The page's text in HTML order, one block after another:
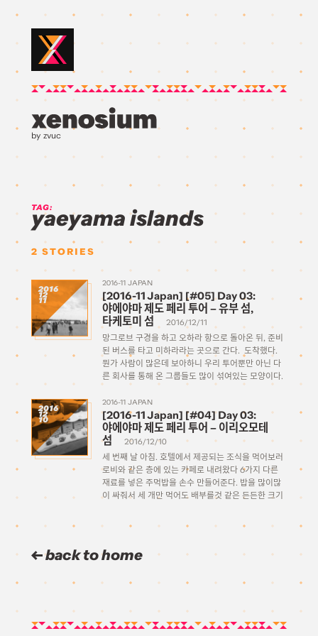
by zvuc
TAG:
yaeyama islands
2 STORIES
2016
12
11
2016-11 JAPAN
[2016-11 Japan] [#05] Day 03:
야에야마 제도 페리 투어 – 유부 섬,
타케토미 섬
2016/12/11
망그로브 구경을 하고 오하라 항으로 돌아온 뒤, 준비
된 버스를 타고 미하라라는 곳으로 간다. 도착했다.
뭔가 사람이 많은데 보아하니 우리 투어뿐만 아닌 다
른 회사를 통해 온 그룹들도 많이 섞여있는 모양이다.
헷갈리지 않게 잘 […]
2016
12
10
2016-11 JAPAN
[2016-11 Japan] [#04] Day 03:
야에야마 제도 페리 투어 – 이리오모테
섬
2016/12/10
세 번째 날 아침. 호텔에서 제공되는 조식을 먹어보러
로비와 같은 층에 있는 카페로 내려왔다 6가지 다른
재료를 넣은 주먹밥을 손수 만들어준다. 밥을 많이많
이 싸줘서 세 개만 먹어도 배부를것 같은 든든한 크기
back to home